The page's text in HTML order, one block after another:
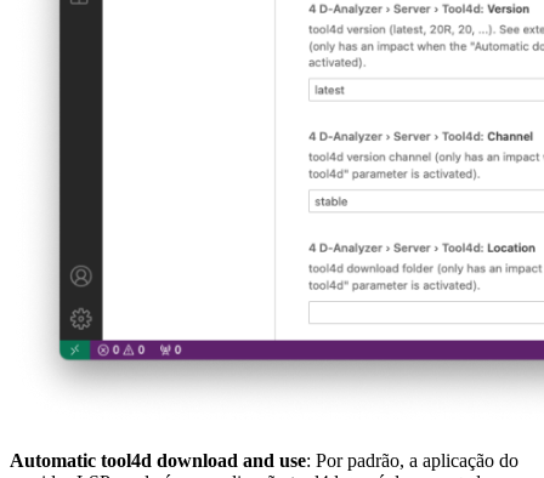
Automatic tool4d download and use: Por padrão, a aplicação do